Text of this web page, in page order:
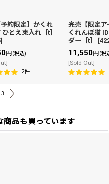
約限定】かくれ
ひとえ束入れ［t］
]
円 (税込)
2件
完売【限定ア
くれんぼ猫
ダー［t］
[
11,550円 (税
[Sold Out]
3
商品も買っています